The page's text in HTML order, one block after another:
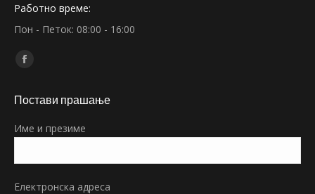
Работно време:
Пон - Петок: 08:00 - 16:00
Find us on:
Facebook
opens
new
Постави прашање
Име и презиме
Електронска адреса